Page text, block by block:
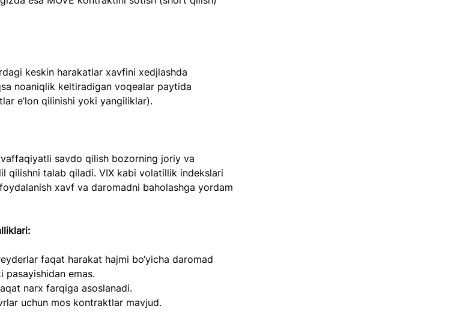
noaniqlik keltiradigan voqealar paytida
e’lon qilinishi yoki yangiliklar).
qilishni talab qiladi. VIX kabi volatillik indekslari
xavf va daromadni baholashga yordam
faqat harakat hajmi bo‘yicha daromad
pasayishidan emas.
narx farqiga asoslanadi.
uchun mos kontraktlar mavjud.